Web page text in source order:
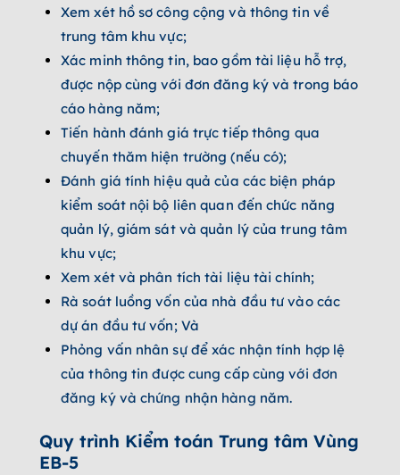
Xem xét hồ sơ công cộng và thông tin về
trung tâm khu vực;
Xác minh thông tin, bao gồm tài liệu hỗ trợ,
được nộp cùng với đơn đăng ký và trong báo
cáo hàng năm;
Tiến hành đánh giá trực tiếp thông qua
chuyến thăm hiện trường (nếu có);
Đánh giá tính hiệu quả của các biện pháp
kiểm soát nội bộ liên quan đến chức năng
quản lý, giám sát và quản lý của trung tâm
khu vực;
Xem xét và phân tích tài liệu tài chính;
Rà soát luồng vốn của nhà đầu tư vào các
dự án đầu tư vốn; Và
Phỏng vấn nhân sự để xác nhận tính hợp lệ
của thông tin được cung cấp cùng với đơn
đăng ký và chứng nhận hàng năm.
Quy trình Kiểm toán Trung tâm Vùng
EB-5